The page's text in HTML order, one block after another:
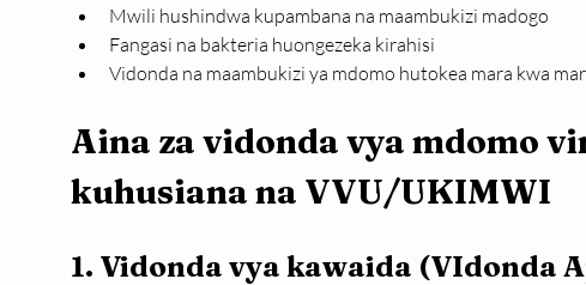
Mwili hushindwa kupambana na maambukizi madogo
Fangasi na bakteria huongezeka kirahisi
Vidonda na maambukizi ya mdomo hutokea mara kwa
Aina za vidonda vya mdomo
kuhusiana na VVU/UKIMWI
1. Vidonda vya kawaida (VIdonda